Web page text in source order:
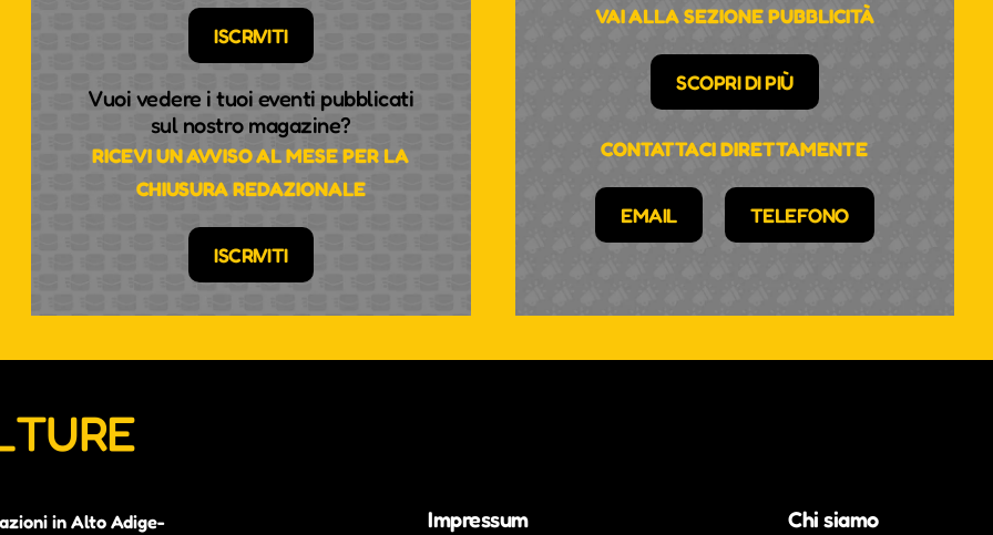
ISCRIVITI
Vuoi vedere i tuoi eventi pubblicati
sul nostro magazine?
RICEVI UN AVVISO AL MESE PER LA
CHIUSURA REDAZIONALE
ISCRIVITI
VAI ALLA SEZIONE PUBBLICITÀ
SCOPRI DI PIÙ
CONTATTACI DIRETTAMENTE
EMAIL TELEFONO
in Alto Adige-
Impressum
Chi siamo